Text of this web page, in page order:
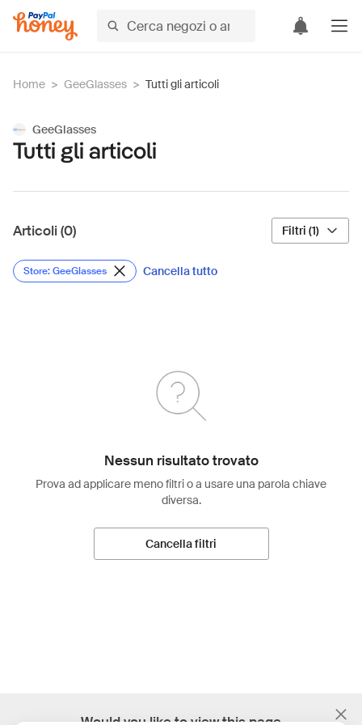
Home > GeeGlasses > Tutti gli articoli
GeeGlasses
Tutti gli articoli
Articoli (0) Filtri (1)
Store: GeeGlasses Cancella tutto
Nessun risultato trovato
Prova ad applicare meno filtri o a usare una parola chiave
diversa.
Cancella filtri